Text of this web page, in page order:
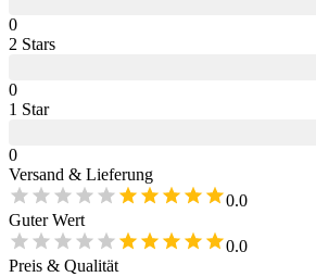
0
2 Stars
0
1 Star
0
Versand & Lieferung
0.0
Guter Wert
0.0
Preis & Qualität